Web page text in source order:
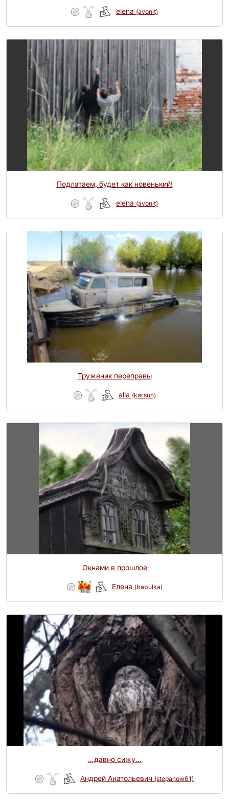
elena (avonlt)
Подлатаем, будет как новенький!
elena (avonlt)
Труженик переправы
alla (karsun)
Окнами в прошлое
Елена (babulka)
...давно сижу...
Андрей Анатольевич (stepanow61)